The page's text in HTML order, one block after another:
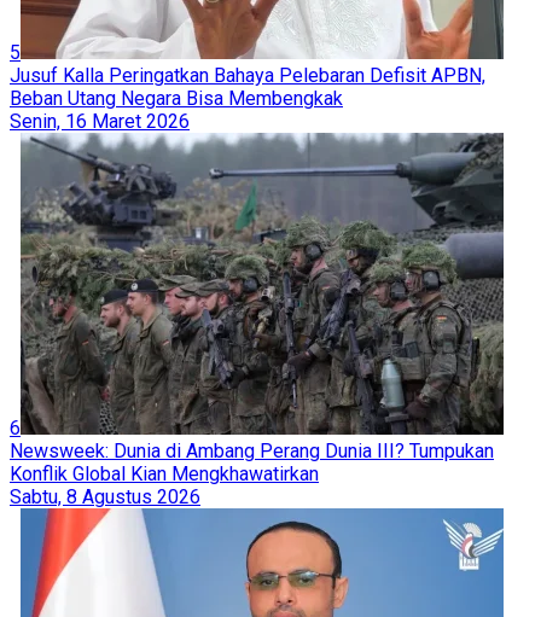
5
Jusuf Kalla Peringatkan Bahaya Pelebaran Defisit APBN,
Beban Utang Negara Bisa Membengkak
Senin, 16 Maret 2026
6
Newsweek: Dunia di Ambang Perang Dunia III? Tumpukan
Konflik Global Kian Mengkhawatirkan
Sabtu, 8 Agustus 2026